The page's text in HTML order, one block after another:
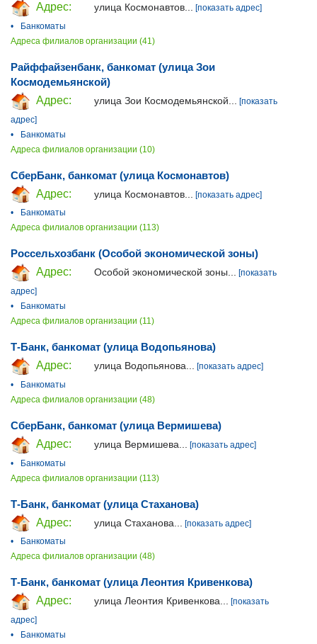
Адрес: улица Космонавтов...
[показать адрес]
•
Банкоматы
Адреса филиалов организации (41)
Райффайзенбанк, банкомат (улица Зои
Космодемьянской)
Адрес:
улица Зои Космодемьянской...
[показать
адрес]
•
Банкоматы
Адреса филиалов организации (10)
СберБанк, банкомат (улица Космонавтов)
Адрес:
улица Космонавтов...
[показать адрес]
•
Банкоматы
Адреса филиалов организации (113)
Россельхозбанк (Особой экономической зоны)
Адрес:
Особой экономической зоны... [показать
адрес]
•
Банкоматы
Адреса филиалов организации (11)
Т-Банк, банкомат (улица Водопьянова)
Адрес:
улица Водопьянова...
[показать адрес]
•
Банкоматы
Адреса филиалов организации (48)
СберБанк, банкомат (улица Вермишева)
Адрес:
улица Вермишева...
[показать адрес]
•
Банкоматы
Адреса филиалов организации (113)
Т-Банк, банкомат (улица Стаханова)
Адрес:
улица Стаханова...
[показать адрес]
•
Банкоматы
Адреса филиалов организации (48)
Т-Банк, банкомат (улица Леонтия Кривенкова)
Адрес:
улица Леонтия Кривенкова... [показать
адрес]
•
Банкоматы